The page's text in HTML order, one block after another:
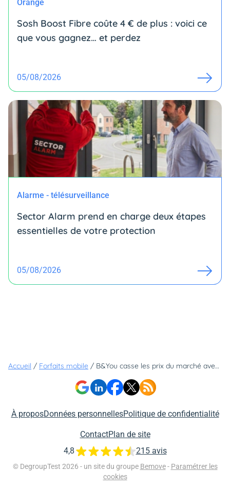
Orange
Sosh Boost Fibre coûte 4 € de plus : voici ce
que vous gagnez… et perdez
05/08/2026
Alarme - télésurveillance
Sector Alarm prend en charge deux étapes
essentielles de votre protection
05/08/2026
Accueil / Forfaits mobile / B&You casse les prix du marché avec son tout nouveau forfait mobile : une véritable pépite !
À proposDonnées personnellesPolitique de confidentialité
ContactPlan de site
© DegroupTest 2026 - un site du groupe Bemove - Paramétrer les
cookies
4,8 215 avis